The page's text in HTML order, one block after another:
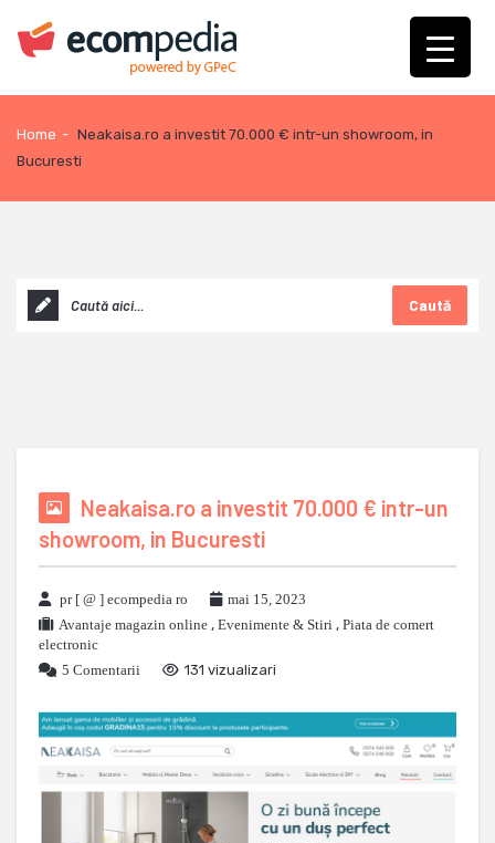
Home - Neakaisa.ro a investit 70.000 € intr-un showroom, in
Bucuresti
Caută
Neakaisa.ro a investit 70.000 € intr-un
showroom, in Bucuresti
pr [ @ ] ecompedia ro
mai 15, 2023
Avantaje magazin online , Evenimente & Stiri , Piata de comert
electronic
5 Comentarii
131 vizualizari